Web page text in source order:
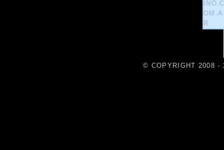
© COPYRIGHT 2008